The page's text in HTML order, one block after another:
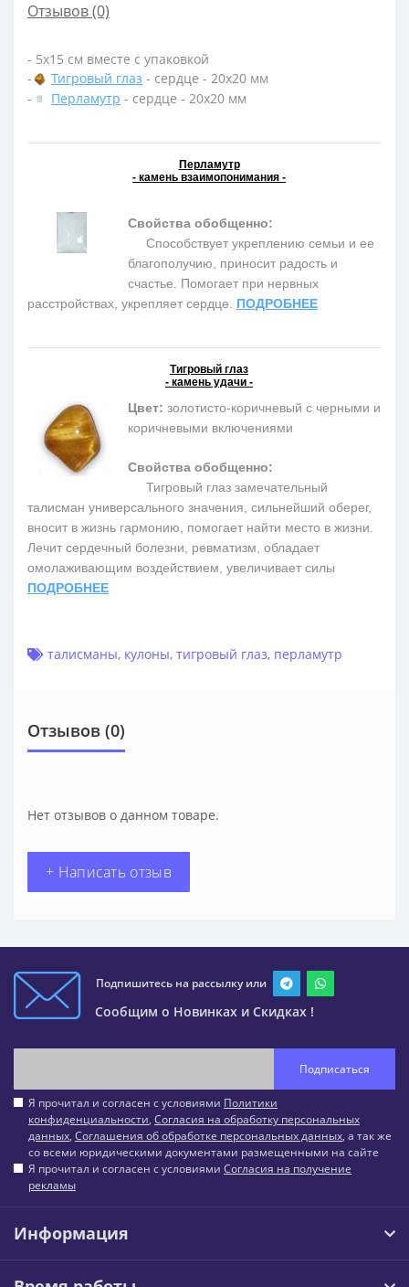
Отзывов (0)
- 5х15 см вместе с упаковкой
-
Тигровый глаз - сердце - 20х20 мм
-
Перламутр - сердце - 20х20 мм
Перламутр
- камень взаимопонимания -
Свойства обобщенно:
Способствует укреплению семьи и ее
благополучию, приносит радость и
счастье. Помогает при нервных
расстройствах, укрепляет сердце. ПОДРОБНЕЕ
Тигровый глаз
- камень удачи -
Цвет: золотисто-коричневый с черными и
коричневыми включениями
Свойства обобщенно:
Тигровый глаз замечательный
талисман универсального значения, сильнейший оберег,
вносит в жизнь гармонию, помогает найти место в жизни.
Лечит сердечный болезни, ревматизм, обладает
омолаживающим воздействием, увеличивает силы
ПОДРОБНЕЕ
талисманы, кулоны, тигровый глаз, перламутр
Отзывов (0)
Нет отзывов о данном товаре.
+ Написать отзыв
Подпишитесь на рассылку или
Сообщим о Новинках и Скидках !
Подписаться
Я прочитал и согласен с условиями Политики
конфиденциальности, Согласия на обработку персональных
данных, Соглашения об обработке персональных данных, а так же
со всеми юридическими документами размещенными на сайте
Я прочитал и согласен с условиями Согласия на получение
рекламы
Информация